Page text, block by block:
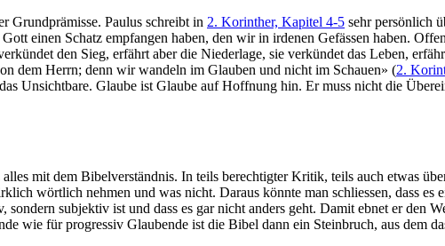
Grundprämisse. Paulus schreibt in 2. Korinther, Kapitel 4-5 sehr persönlich
einen Schatz empfangen haben, den wir in irdenen Gefässen haben.
den Sieg, erfährt aber die Niederlage, sie verkündet das Leben,
dem Herrn; denn wir wandeln im Glauben und nicht im Schauen» (2.
Unsichtbare. Glaube ist Glaube auf Hoffnung hin. Er muss nicht die
mit dem Bibelverständnis. In teils berechtigter Kritik, teils auch etwas
wörtlich nehmen und was nicht. Daraus könnte man schliessen, dass
subjektiv ist und dass es gar nicht anders geht. Damit ebnet er den
wie für progressiv Glaubende ist die Bibel dann ein Steinbruch, aus dem